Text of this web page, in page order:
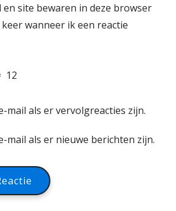
en site bewaren in deze browser
wanneer ik een reactie
12
mail als er vervolgreacties zijn.
mail als er nieuwe berichten zijn.